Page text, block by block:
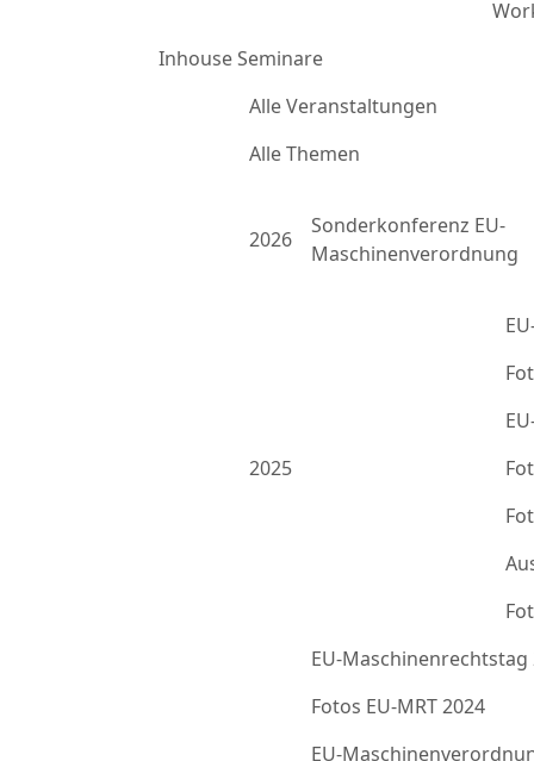
Inhouse Seminare
Alle Veranstaltungen
Alle Themen
2026
Sonderkonferenz EU-
Maschinenverordnung
2025
EU-Maschinenrechtstag
Fotos EU-MRT 2024
EU-